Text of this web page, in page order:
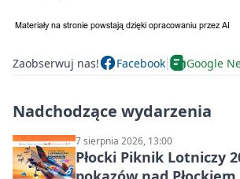
Zaobserwuj nas! Facebook Google
Nadchodzące wydarzenia
7 sierpnia 2026, 13:00
Płocki Piknik Lotniczy